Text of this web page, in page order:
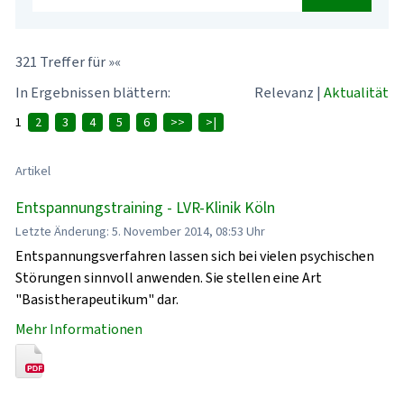
321 Treffer für »«
In Ergebnissen blättern:
Relevanz | Aktualität
1 2 3 4 5 6 >> >|
Artikel
Entspannungstraining - LVR-Klinik Köln
Letzte Änderung: 5. November 2014, 08:53 Uhr
Entspannungsverfahren lassen sich bei vielen psychischen
Störungen sinnvoll anwenden. Sie stellen eine Art
"Basistherapeutikum" dar.
Mehr Informationen